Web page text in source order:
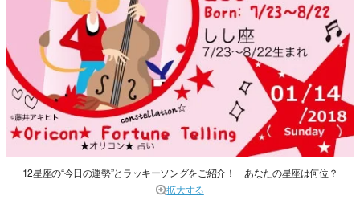
12星座の“今日の運勢”とラッキーソングをご紹介！ あなたの星座は何位？
拡大する